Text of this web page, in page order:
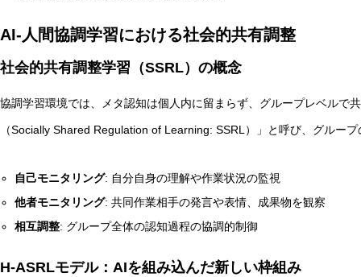
AI-人間協調学習における社会的共有調整
社会的共有調整学習（SSRL）の概念
協調学習環境では、メタ認知は個人内に留まらず、グループレベルで
（Socially Shared Regulation of Learning: SSRL）」と呼び、グルー
自己モニタリング: 自分自身の理解や作業状況の監視
他者モニタリング: 共同作業相手の発言や表情、成果物を観察
相互調整: グループ全体の認知過程の協調的制御
H-ASRLモデル：AIを組み込んだ新しい枠組み